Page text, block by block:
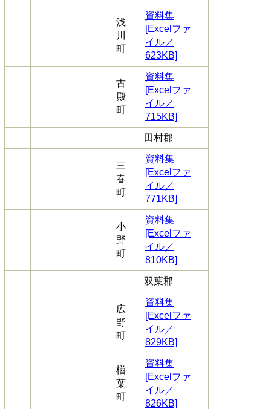
浅
川
町
資料集
[Excelファ
イル／
623KB]
古
殿
町
資料集
[Excelファ
イル／
715KB]
田村郡
三
春
町
資料集
[Excelファ
イル／
771KB]
小
野
町
資料集
[Excelファ
イル／
810KB]
双葉郡
広
野
町
資料集
[Excelファ
イル／
829KB]
楢
葉
町
資料集
[Excelファ
イル／
826KB]